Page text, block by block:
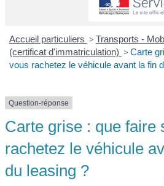
Accueil particuliers > Transports -
(certificat d'immatriculation) > Carte
vous rachetez le véhicule avant la fin
Question-réponse
Carte grise : que faire
rachetez le véhicule
du leasing ?